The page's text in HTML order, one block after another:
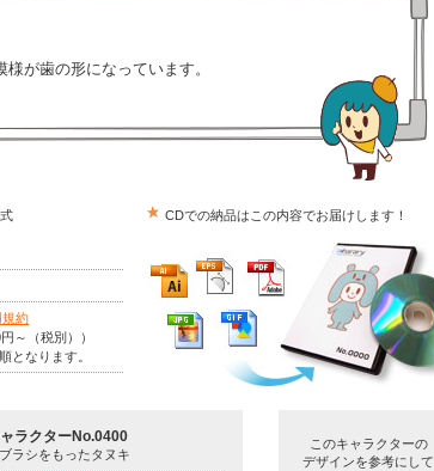
が歯の形になっています。
規約
～（税別））
となります。
CDでの納品はこの内容でお届けします！
ラクターNo.0400
ラシをもったタヌキ
このキャラクターの
デザインを参考にして